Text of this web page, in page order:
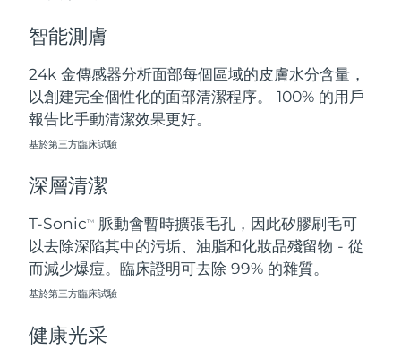
智能測膚
24k 金傳感器分析面部每個區域的皮膚水分含量，
以創建完全個性化的面部清潔程序。 100% 的用戶
報告比手動清潔效果更好。
基於第三方臨床試驗
深層清潔
T-SonicTM
脈動會暫時擴張毛孔，因此矽膠刷毛可
以去除深陷其中的污垢、油脂和化妝品殘留物 - 從
而減少爆痘。臨床證明可去除 99% 的雜質。
基於第三方臨床試驗
健康光采
馬爾他
墨西哥 預計送達日期 8/14/26
摩納哥
荷蘭
紐西蘭 預計送達日期8/10/26
挪威 預計送達日期